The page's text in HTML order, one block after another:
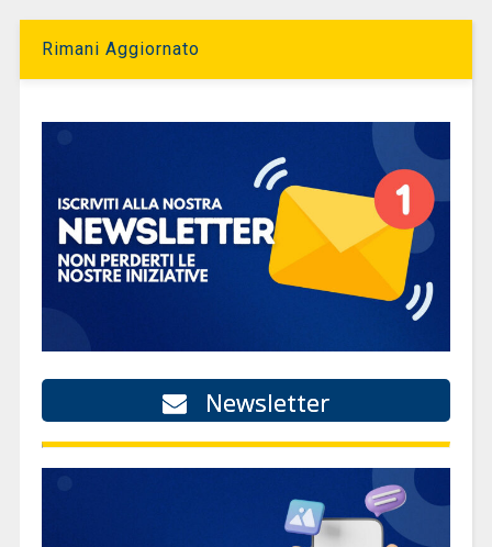
Rimani Aggiornato
Newsletter